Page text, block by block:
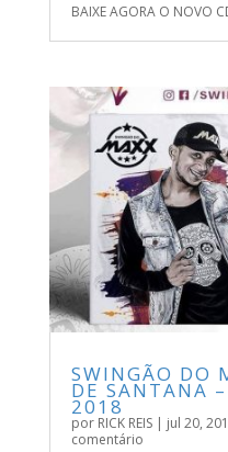
BAIXE AGORA O NOVO
SWINGÃO DO
DE SANTANA
2018
por RICK REIS| jul 20,
comentário